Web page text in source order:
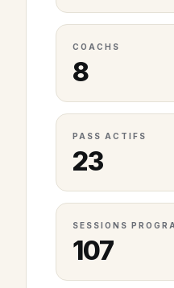
COACHS
8
PASS ACTIFS
23
SESSIONS
107